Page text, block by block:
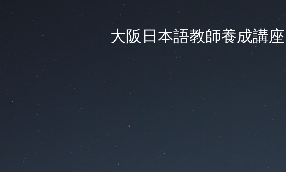
大阪日本語教師養成講